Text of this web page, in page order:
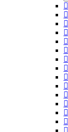














